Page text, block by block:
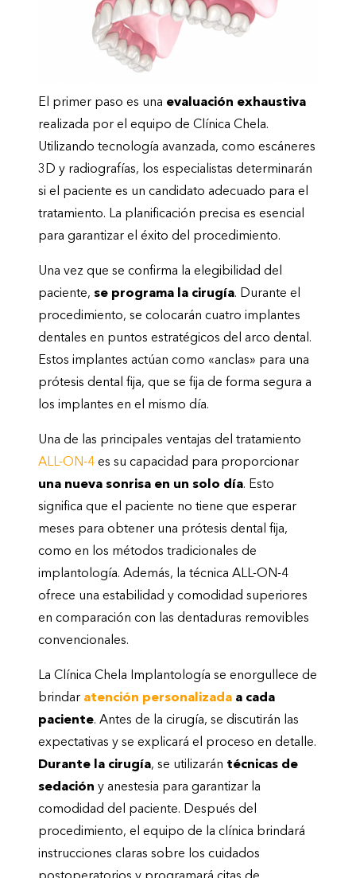
El primer paso es una evaluación exhaustiva
realizada por el equipo de Clínica Chela.
Utilizando tecnología avanzada, como escáneres
3D y radiografías, los especialistas determinarán
si el paciente es un candidato adecuado para el
tratamiento. La planificación precisa es esencial
para garantizar el éxito del procedimiento.
Una vez que se confirma la elegibilidad del
paciente, se programa la cirugía. Durante el
procedimiento, se colocarán cuatro implantes
dentales en puntos estratégicos del arco dental.
Estos implantes actúan como «anclas» para una
prótesis dental fija, que se fija de forma segura a
los implantes en el mismo día.
Una de las principales ventajas del tratamiento
ALL-ON-4 es su capacidad para proporcionar
una nueva sonrisa en un solo día. Esto
significa que el paciente no tiene que esperar
meses para obtener una prótesis dental fija,
como en los métodos tradicionales de
implantología. Además, la técnica ALL-ON-4
ofrece una estabilidad y comodidad superiores
en comparación con las dentaduras removibles
convencionales.
La Clínica Chela Implantología se enorgullece de
brindar atención personalizada a cada
paciente. Antes de la cirugía, se discutirán las
expectativas y se explicará el proceso en detalle.
Durante la cirugía, se utilizarán técnicas de
sedación y anestesia para garantizar la
comodidad del paciente. Después del
procedimiento, el equipo de la clínica brindará
instrucciones claras sobre los cuidados